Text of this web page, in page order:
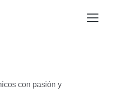
con pasión y